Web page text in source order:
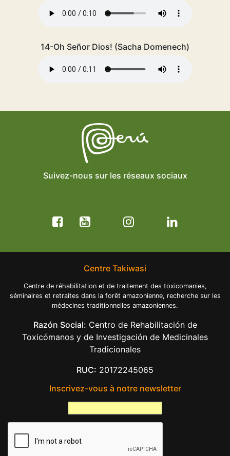
14-Oh Señor Dios! (Sacha Domenech)
Suivez-nous sur les réseaux sociaux
Centre Takiwasi
Centre de réhabilitation et de traitement des toxicomanies,
séminaires et retraites dans la forêt amazonienne, recherche sur les
médecines traditionnelles amazoniennes.
Razón Social: Centro de Rehabilitación de
Toxicómanos y de Investigación de Medicinales
Tradicionales
RUC: 20172245065
Inscrivez-vous à notre newsletter